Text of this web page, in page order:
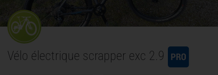
Vélo électrique scrapper exc 2.9